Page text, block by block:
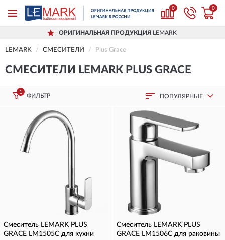
0 0
ОРИГИНАЛЬНАЯ ПРОДУКЦИЯ LEMARK
LEMARK СМЕСИТЕЛИ Plus Grace
СМЕСИТЕЛИ LEMARK PLUS GRACE
1
ФИЛЬТР ПОПУЛЯРНЫЕ
Смеситель LEMARK PLUS
GRACE LM1505C для кухни
Смеситель LEMARK PLUS
GRACE LM1506С для раковины